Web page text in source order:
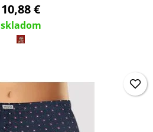
10,88 €
skladom